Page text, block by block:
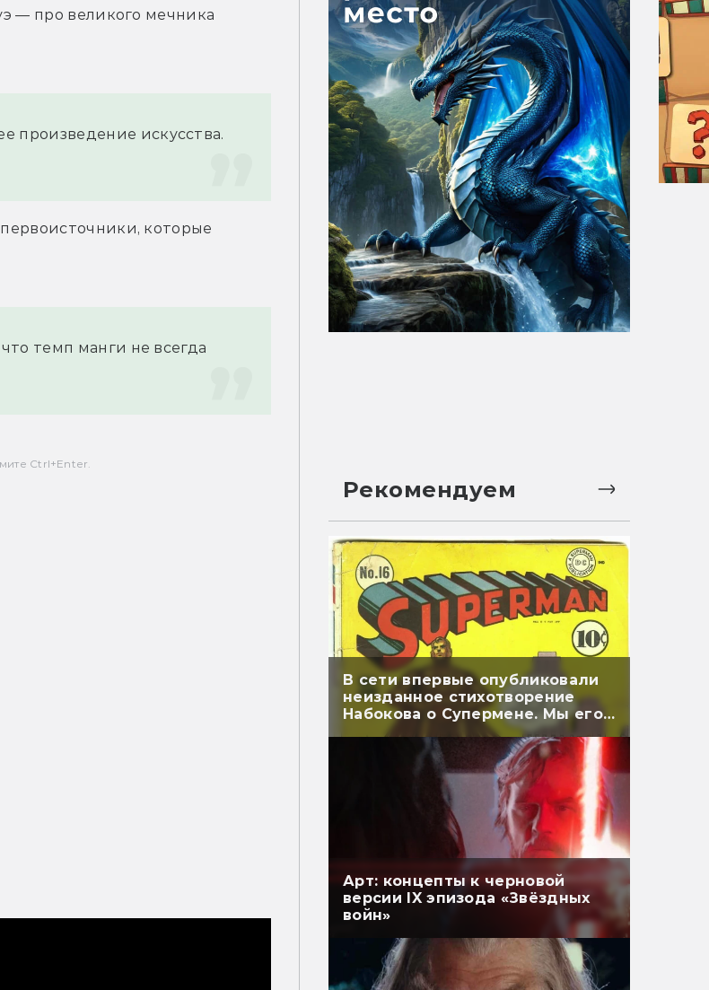
— про великого мечника
произведение искусства.
которые
темп манги не всегда
Ctrl+Enter.
Рекомендуем
В сети впервые опубликовали
неизданное стихотворение
Набокова о Супермене. Мы его
перевели
Арт: концепты к черновой
версии IX эпизода «Звёздных
войн»